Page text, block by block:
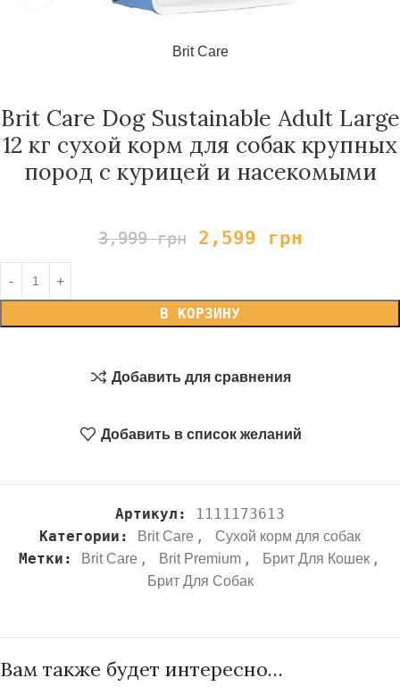
Brit Care
Brit Care Dog Sustainable Adult Large
12 кг сухой корм для собак крупных
пород с курицей и насекомыми
3,999грн 2,599 грн
В КОРЗИНУ
Добавить для сравнения
Добавить в список желаний
Артикул:
1111173613
Категории:
Brit Care , Сухой корм для собак
Метки: Brit Care , Brit Premium , Брит Для Кошек ,
Брит Для Собак
Вам также будет интересно…